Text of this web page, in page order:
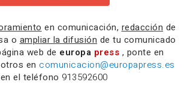
en comunicación, redacción de
o ampliar la difusión de tu comunicado
web de europa press , ponte en
en comunicacion@europapress.es
el teléfono 913592600